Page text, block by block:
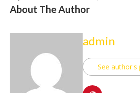
About The Author
admin
See author's